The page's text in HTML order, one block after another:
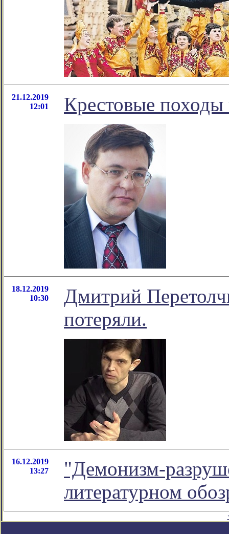
21.12.2019
12:01
Крестовые походы
18.12.2019
10:30
Дмитрий
потеряли.
16.12.2019
13:27
"Демонизм-
литературном